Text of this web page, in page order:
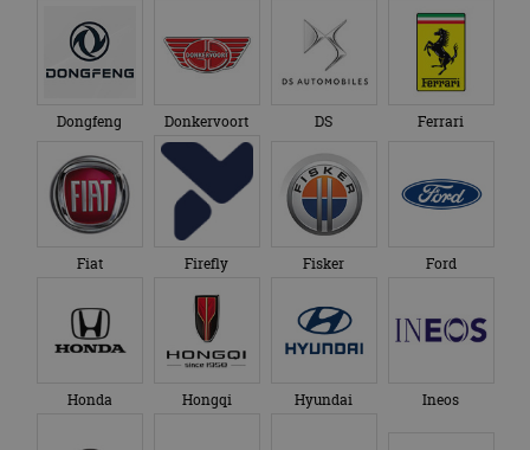
Dongfeng Donkervoort DS Ferrari
Fiat Firefly Fisker Ford
Honda Hongqi Hyundai Ineos